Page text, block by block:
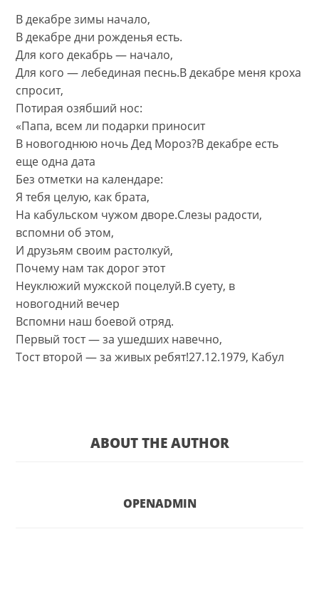
В декабре зимы начало,
В декабре дни рожденья есть.
Для кого декабрь — начало,
Для кого — лебединая песнь.В декабре меня кроха
спросит,
Потирая озябший нос:
«Папа, всем ли подарки приносит
В новогоднюю ночь Дед Мороз?В декабре есть
еще одна дата
Без отметки на календаре:
Я тебя целую, как брата,
На кабульском чужом дворе.Слезы радости,
вспомни об этом,
И друзьям своим растолкуй,
Почему нам так дорог этот
Неуклюжий мужской поцелуй.В суету, в
новогодний вечер
Вспомни наш боевой отряд.
Первый тост — за ушедших навечно,
Тост второй — за живых ребят!27.12.1979, Кабул
ABOUT THE AUTHOR
OPENADMIN